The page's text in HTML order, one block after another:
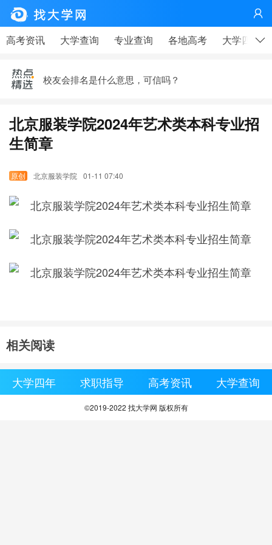

高考资讯 大学查询 专业查询 各地高考 大学四年
高考、大学，有那么重要吗？——高考天问|钟山说事
校友会排名是什么意思，可信吗？
马云写给在工厂上班的同学——大学生更应该看
北京服装学院2024年艺术类本科专业招
生简章
北京服装学院 01-11 07:40
相关阅读
大学四年 求职指导 高考资讯 大学查询
©2019-2022 找大学网 版权所有